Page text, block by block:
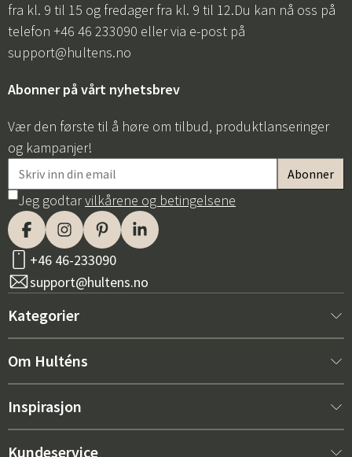
fra kl. 9 til 15 og fredager fra kl. 9 til 12.Du kan nå oss på
telefon +46 46 233090 eller via e-post på
support@hultens.no
Abonner på vårt nyhetsbrev
Vær den første til å høre om tilbud, produktlanseringer
og kampanjer!
Jeg godtarvilkårene og betingelsene
+46 46-233090
support@hultens.no
Kategorier
Nytt hos oss
Innredning
Om Hulténs
Om Hulténs
Inspirasjon
Bestselger
Kundeservice